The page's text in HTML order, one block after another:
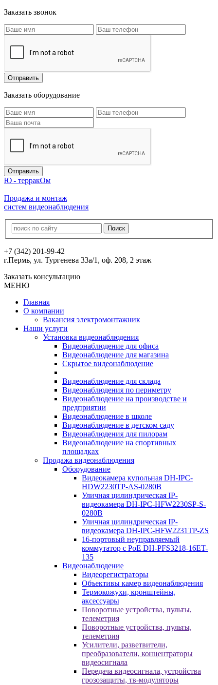
Заказать звонок
Заказать оборудование
Ю - терракОм
Продажа и монтаж
систем видеонаблюдения
+7 (342) 201-99-42
г.Пермь, ул. Тургенева 33а/1, оф. 208, 2 этаж
Заказать консультацию
МЕНЮ
Главная
О компании
Вакансия электромонтажник
Наши услуги
Установка видеонаблюдения
Видеонаблюдение для офиса
Видеонаблюдение для магазина
Скрытое видеонаблюдение
Видеонаблюдение для склада
Видеонаблюдения по периметру
Видеонаблюдение на производстве и
предприятии
Видеонаблюдение в школе
Видеонаблюдение в детском саду
Видеонаблюдения для пилорам
Видеонаблюдение на спортивных
площадках
Продажа видеонаблюдения
Оборудование
Видеокамера купольная DH-IPC-
HDW2230TP-AS-0280B
Уличная цилиндрическая IP-
видеокамера DH-IPC-HFW2230SP-S-
0280B
Уличная цилиндрическая IP-
видеокамера DH-IPC-HFW2231TP-ZS
16-портовый неуправляемый
коммутатор с РоЕ DH-PFS3218-16ET-
135
Видеонаблюдение
Видеорегистраторы
Объективы камер видеонаблюдения
Термокожухи, кронштейны,
аксессуары
Поворотные устройства, пульты,
телеметрия
Поворотные устройства, пульты,
телеметрия
Усилители, разветвители,
преобразователи, концентраторы
видеосигнала
Передача видеосигнала, устройства
грозозащиты, тв-модуляторы